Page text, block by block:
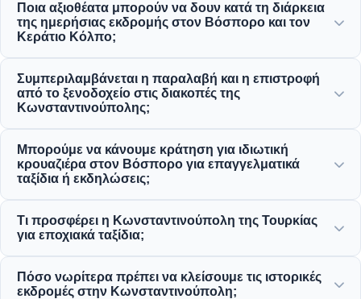
Ποια αξιοθέατα μπορούν να δουν κατά τη διάρκεια
της ημερήσιας εκδρομής στον Βόσπορο και τον
Κεράτιο Κόλπο;
της Γέφυρας του Βοσπόρου, του Παλατιού
Ντολμαμπαχτσέ, του Τζαμιού Ορτάκιοϊ, του Φρουρίου
Συμπεριλαμβάνεται η παραλαβή και η επιστροφή
από το ξενοδοχείο στις διακοπές της
Κωνσταντινούπολης;
επιστροφής από κεντρικά ξενοδοχεία σε περιοχές όπως
το Σουλταναχμέτ, το Ταξίμ και τις γύρω περιοχές.
Μπορούμε να κάνουμε κράτηση για ιδιωτική
κρουαζιέρα στον Βόσπορο για επαγγελματικά
ταξίδια ή εκδηλώσεις;
εταιρικών ταξιδιών, προσφέροντας ενοικίαση ιδιωτικών
σκαφών, εταιρικές εκδηλώσεις και ιδιωτικές κρουαζιέρες
Τι προσφέρει η Κωνσταντινούπολη της Τουρκίας
για εποχιακά ταξίδια;
το χρόνο, από ανοιξιάτικα φεστιβάλ τουλίπας μέχρι
Πόσο νωρίτερα πρέπει να κλείσουμε τις ιστορικές
εκδρομές στην Κωνσταντινούπολη;